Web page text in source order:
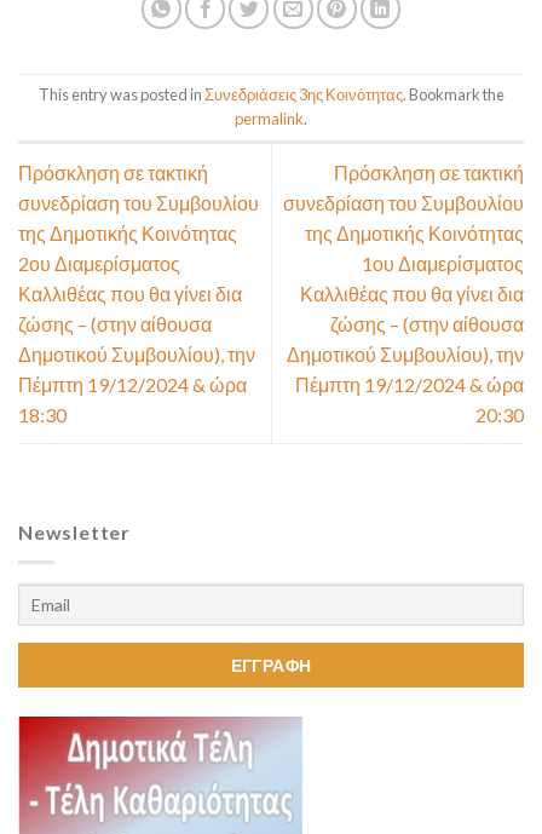
This entry was posted inΣυνεδριάσεις 3ης Κοινότητας. Bookmark the
permalink.
Πρόσκληση σε τακτική
συνεδρίαση του Συμβουλίου
της Δημοτικής Κοινότητας
2ου Διαμερίσματος
Καλλιθέας που θα γίνει δια
ζώσης – (στην αίθουσα
Δημοτικού Συμβουλίου), την
Πέμπτη 19/12/2024 & ώρα
18:30
Πρόσκληση σε τακτική
συνεδρίαση του Συμβουλίου
της Δημοτικής Κοινότητας
1ου Διαμερίσματος
Καλλιθέας που θα γίνει δια
ζώσης – (στην αίθουσα
Δημοτικού Συμβουλίου), την
Πέμπτη 19/12/2024 & ώρα
20:30
Newsletter